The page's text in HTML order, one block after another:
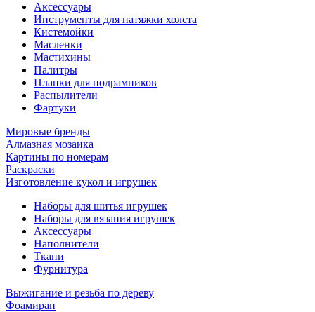
Аксессуары
Инструменты для натяжки холста
Кистемойки
Масленки
Мастихины
Палитры
Планки для подрамников
Распылители
Фартуки
Мировые бренды
Алмазная мозаика
Картины по номерам
Раскраски
Изготовление кукол и игрушек
Наборы для шитья игрушек
Наборы для вязания игрушек
Аксессуары
Наполнители
Ткани
Фурнитура
Выжигание и резьба по дереву
Фоамиран